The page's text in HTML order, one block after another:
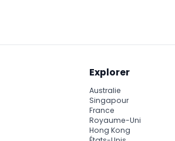
Explorer
Australie
Singapour
France
Royaume-Uni
Hong Kong